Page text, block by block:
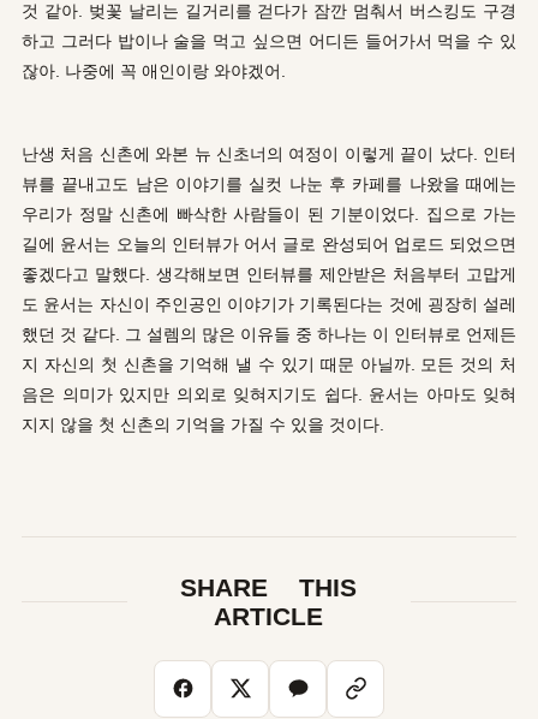
것 같아. 벚꽃 날리는 길거리를 걷다가 잠깐 멈춰서 버스킹도 구경
하고 그러다 밥이나 술을 먹고 싶으면 어디든 들어가서 먹을 수 있
잖아. 나중에 꼭 애인이랑 와야겠어.
난생 처음 신촌에 와본 뉴 신초너의 여정이 이렇게 끝이 났다. 인터
뷰를 끝내고도 남은 이야기를 실컷 나눈 후 카페를 나왔을 때에는
우리가 정말 신촌에 빠삭한 사람들이 된 기분이었다. 집으로 가는
길에 윤서는 오늘의 인터뷰가 어서 글로 완성되어 업로드 되었으면
좋겠다고 말했다. 생각해보면 인터뷰를 제안받은 처음부터 고맙게
도 윤서는 자신이 주인공인 이야기가 기록된다는 것에 굉장히 설레
했던 것 같다. 그 설렘의 많은 이유들 중 하나는 이 인터뷰로 언제든
지 자신의 첫 신촌을 기억해 낼 수 있기 때문 아닐까. 모든 것의 처
음은 의미가 있지만 의외로 잊혀지기도 쉽다. 윤서는 아마도 잊혀
지지 않을 첫 신촌의 기억을 가질 수 있을 것이다.
SHARE THIS
ARTICLE